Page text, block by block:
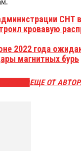
СНТ
кровавую
2022 года
магнитных бурь
ЕЩЕ ОТ